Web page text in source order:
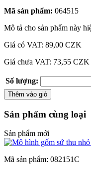
Mã sản phẩm: 064515
Mô tả cho sản phẩm này
Giá có VAT: 89,00 CZK
Giá chưa VAT: 73,55 CZK
Số lượng:
Thêm vào giỏ
Sản phẩm cùng loại
Sản phẩm mới
Mã sản phẩm: 082151C